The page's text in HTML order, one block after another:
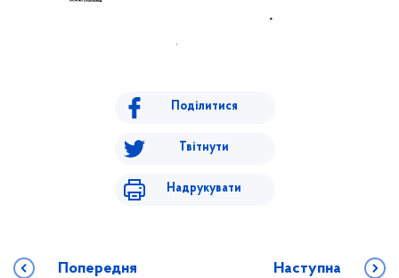
Поділитися
Твітнути
Надрукувати
Попередня Наступна